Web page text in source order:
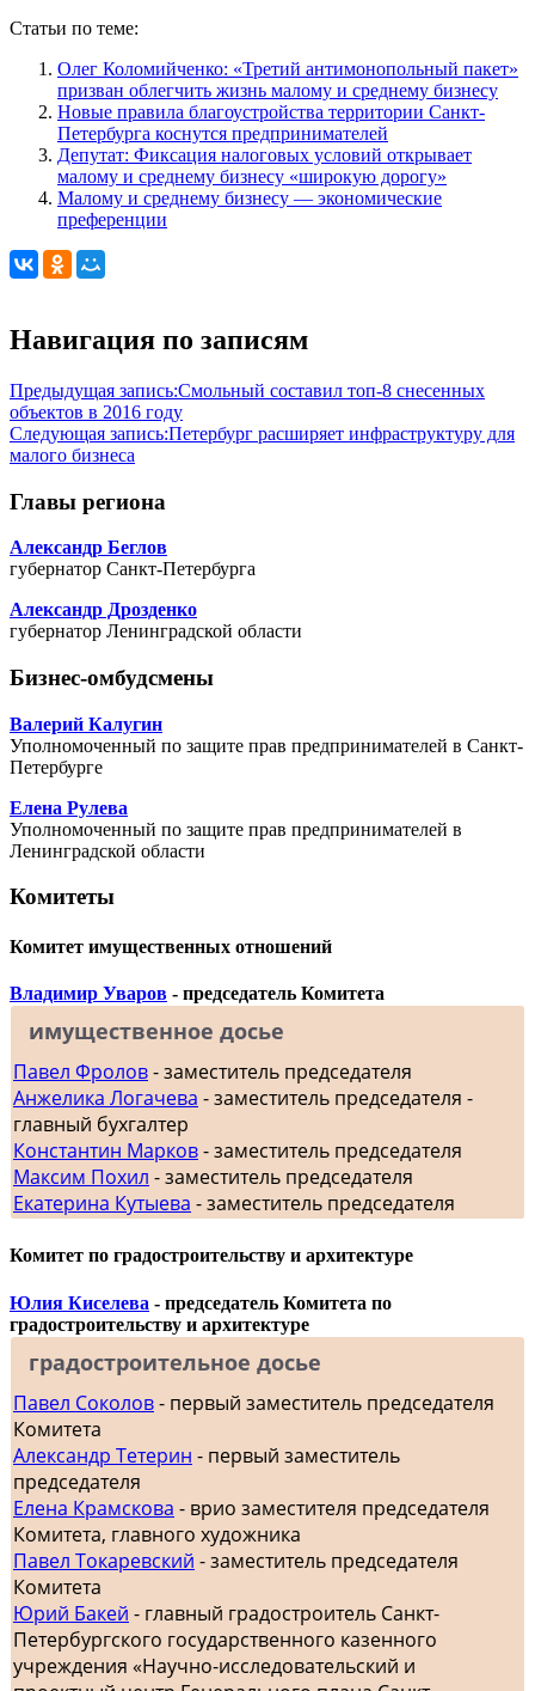
Статьи по теме:
Олег Коломийченко: «Третий антимонопольный пакет»
призван облегчить жизнь малому и среднему бизнесу
Новые правила благоустройства территории Санкт-
Петербурга коснутся предпринимателей
Депутат: Фиксация налоговых условий открывает
малому и среднему бизнесу «широкую дорогу»
Малому и среднему бизнесу — экономические
преференции
Навигация по записям
Предыдущая запись:Смольный составил топ-8 снесенных
объектов в 2016 году
Следующая запись:Петербург расширяет инфраструктуру для
малого бизнеса
Главы региона
Александр Беглов
губернатор Санкт-Петербурга
Александр Дрозденко
губернатор Ленинградской области
Бизнес-омбудсмены
Валерий Калугин
Уполномоченный по защите прав предпринимателей в Санкт-
Петербурге
Елена Рулева
Уполномоченный по защите прав предпринимателей в
Ленинградской области
Комитеты
Комитет имущественных отношений
Владимир Уваров - председатель Комитета
имущественное досье
Павел Фролов- заместитель председателя
Анжелика Логачева - заместитель председателя -
главный бухгалтер
Константин Марков- заместитель председателя
Максим Похил - заместитель председателя
Екатерина Кутыева - заместитель председателя
Комитет по градостроительству и архитектуре
Юлия Киселева - председатель Комитета по
градостроительству и архитектуре
градостроительное досье
Павел Соколов- первый заместитель председателя
Комитета
Александр Тетерин - первый заместитель
председателя
Елена Крамскова - врио заместителя председателя
Комитета, главного художника
Павел Токаревский - заместитель председателя
Комитета
Юрий Бакей - главный градостроитель Санкт-
Петербургского государственного казенного
учреждения «Научно-исследовательский и